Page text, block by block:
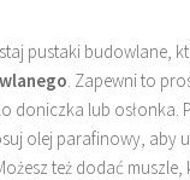
pustaki budowlane,
. Zapewni to
doniczka lub osłonka.
olej parafinowy, aby
też dodać muszle,